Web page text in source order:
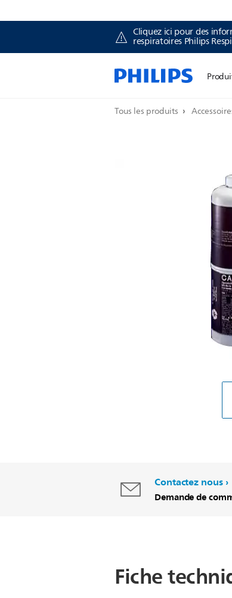
Cliquez ici pour des
respiratoires Philips
Tous les produits
Contactez nous
Demande de
Fiche